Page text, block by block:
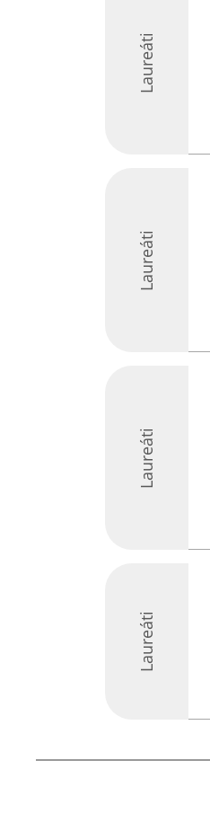
Laureáti
Laureáti
Laureáti
Laureáti